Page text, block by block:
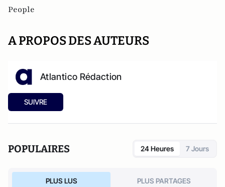
People
A PROPOS DES AUTEURS
Atlantico Rédaction
SUIVRE
POPULAIRES 24 Heures 7 Jours
PLUS LUS PLUS PARTAGES